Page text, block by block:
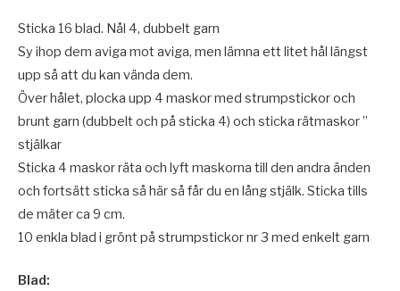
Sticka 16 blad. Nål 4, dubbelt garn
Sy ihop dem aviga mot aviga, men lämna ett litet hål längst
upp så att du kan vända dem.
Över hålet, plocka upp 4 maskor med strumpstickor och
brunt garn (dubbelt och på sticka 4) och sticka rätmaskor ”
stjälkar
Sticka 4 maskor räta och lyft maskorna till den andra änden
och fortsätt sticka så här så får du en lång stjälk. Sticka tills
de mäter ca 9 cm.
10 enkla blad i grönt på strumpstickor nr 3 med enkelt garn
Blad: